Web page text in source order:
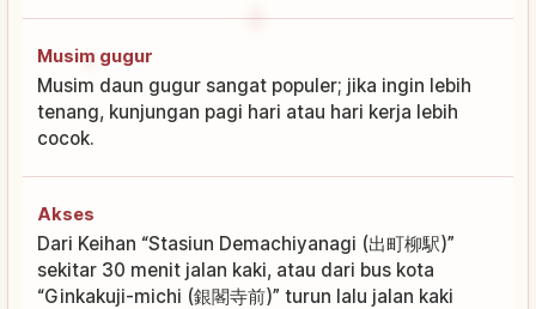
Musim gugur
Musim daun gugur sangat populer; jika ingin lebih
tenang, kunjungan pagi hari atau hari kerja lebih
cocok.
Akses
Dari Keihan “Stasiun Demachiyanagi (出町柳駅)”
sekitar 30 menit jalan kaki, atau dari bus kota
“Ginkakuji-michi (銀閣寺前)” turun lalu jalan kaki